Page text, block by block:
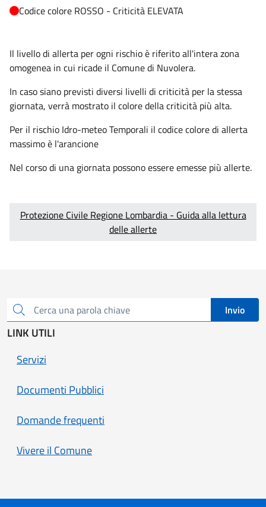
Codice colore ROSSO - Criticità ELEVATA
Il livello di allerta per ogni rischio è riferito all'intera zona
omogenea in cui ricade il Comune di Nuvolera.
In caso siano previsti diversi livelli di criticità per la stessa
giornata, verrà mostrato il colore della criticità più alta.
Per il rischio Idro-meteo Temporali il codice colore di allerta
massimo è l'arancione
Nel corso di una giornata possono essere emesse più allerte.
Protezione Civile Regione Lombardia - Guida alla lettura
delle allerte
Cerca una parola chiave Invio
LINK UTILI
Servizi
Documenti Pubblici
Domande frequenti
Vivere il Comune